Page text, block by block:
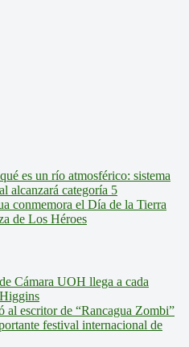
es un río atmosférico: sistema
alcanzará categoría 5
conmemora el Día de la Tierra
de Los Héroes
Cámara UOH llega a cada
al escritor de “Rancagua Zombi”
festival internacional de